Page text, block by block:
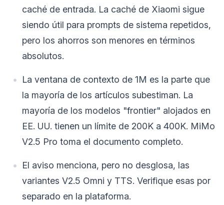
caché de entrada. La caché de Xiaomi sigue
siendo útil para prompts de sistema repetidos,
pero los ahorros son menores en términos
absolutos.
La ventana de contexto de 1M es la parte que
la mayoría de los artículos subestiman. La
mayoría de los modelos "frontier" alojados en
EE. UU. tienen un límite de 200K a 400K. MiMo
V2.5 Pro toma el documento completo.
El aviso menciona, pero no desglosa, las
variantes V2.5 Omni y TTS. Verifique esas por
separado en la plataforma.